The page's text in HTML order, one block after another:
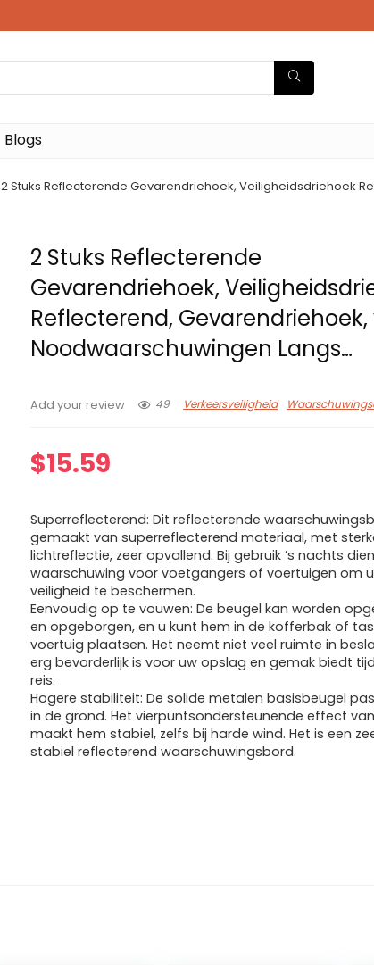
Blogs
2 Stuks Reflecterende Gevarendriehoek, Veiligheidsdriehoek
2 Stuks Reflecterende
Gevarendriehoek,
Reflecterend, Gevarendriehoek,
Noodwaarschuwingen Langs…
Add your review 49 Verkeersveiligheid
$15.59
Superreflecterend: Dit reflecterende
gemaakt van superreflecterend materiaal, met
lichtreflectie, zeer opvallend. Bij gebruik ’s nachts
waarschuwing voor voetgangers of voertuigen om
veiligheid te beschermen.
Eenvoudig op te vouwen: De beugel kan worden
en opgeborgen, en u kunt hem in de kofferbak of
voertuig plaatsen. Het neemt niet veel ruimte in
erg bevorderlijk is voor uw opslag en gemak biedt
reis.
Hogere stabiliteit: De solide metalen basisbeugel
in de grond. Het vierpuntsondersteunende effect
maakt hem stabiel, zelfs bij harde wind. Het is een
stabiel reflecterend waarschuwingsbord.